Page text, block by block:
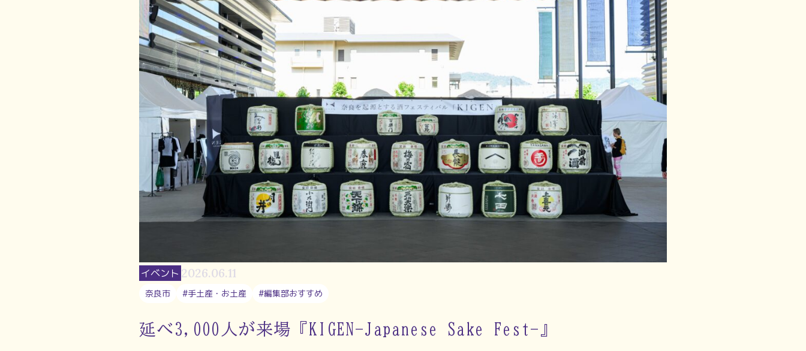
イベント 2026.06.11
奈良市 #手土産・お土産 #編集部おすすめ
延べ3,000人が来場『KIGEN-Japanese Sake Fest-』